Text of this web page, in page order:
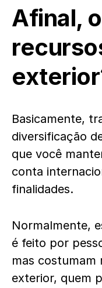
Afinal,
Basicamente,
diversificação
que você
conta
finalidades.
Normalmente,
é feito por
mas costumam
exterior, quem